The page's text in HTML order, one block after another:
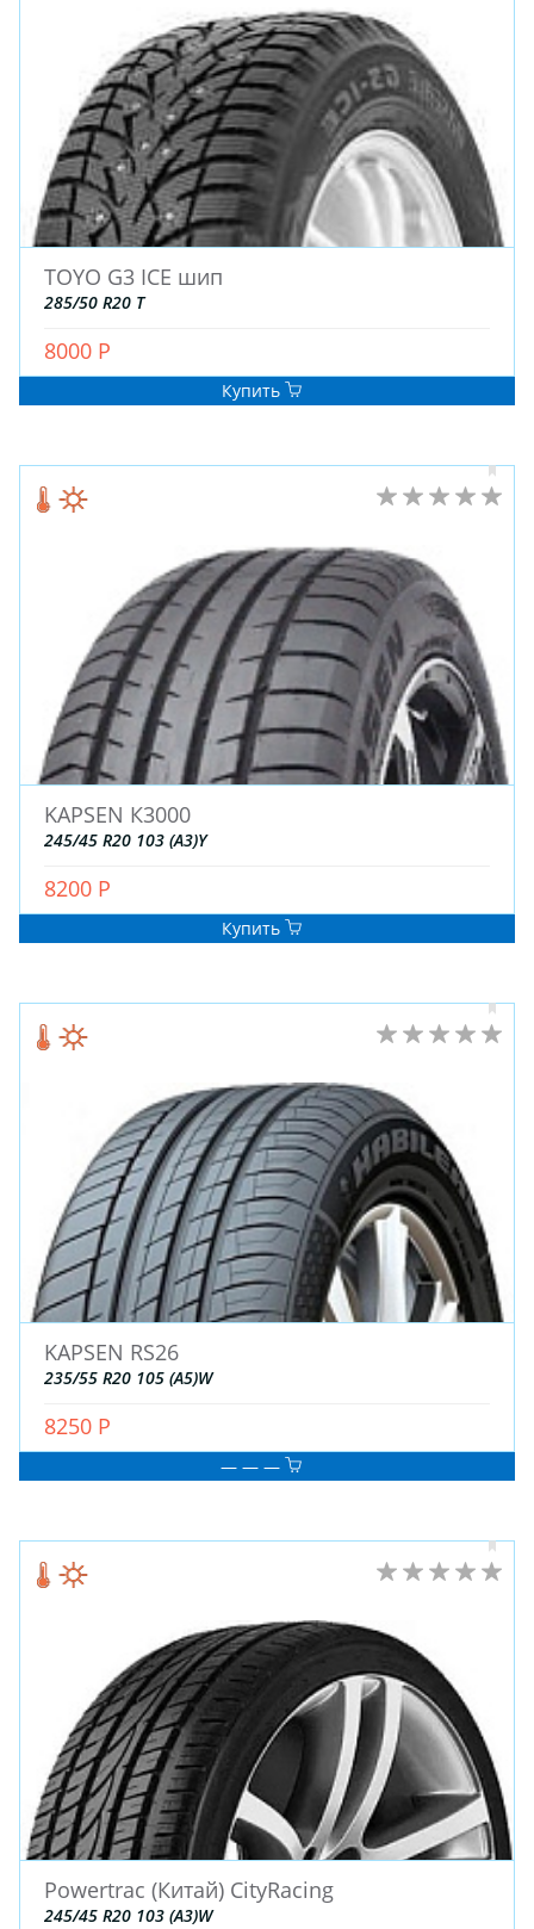
ДЛЯ ГРУЗОВЫХ АВТО
ДЛЯ ЛЕГКОВЫХ АВТО
ШИНЫ
ДИСКИ
АККУМУЛЯТОРЫ
TOYO G3 ICE шип
285/50 R20 T
8000 Р
Купить
KAPSEN К3000
245/45 R20 103 (A3)Y
8200 Р
Купить
KAPSEN RS26
235/55 R20 105 (A5)W
8250 Р
— — —
Powertrac (Китай) CityRacing
245/45 R20 103 (A3)W